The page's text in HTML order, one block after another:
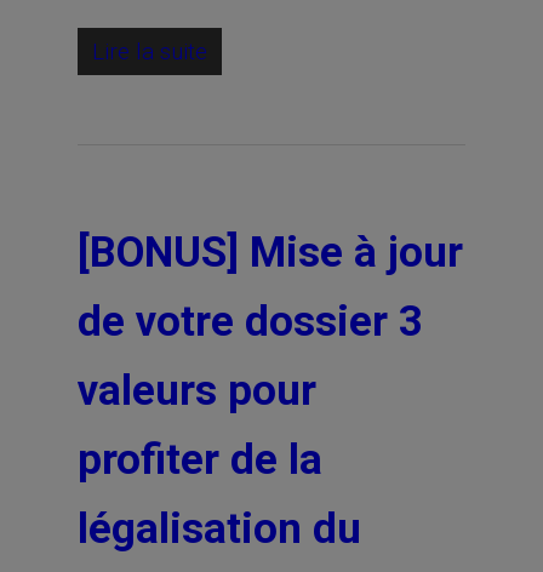
Lire la suite
[BONUS] Mise à jour
de votre dossier 3
valeurs pour
profiter de la
légalisation du